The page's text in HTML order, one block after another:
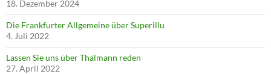
18. Dezember 2024
Die Frankfurter Allgemeine über Superillu
4. Juli 2022
Lassen Sie uns über Thälmann reden
27. April 2022